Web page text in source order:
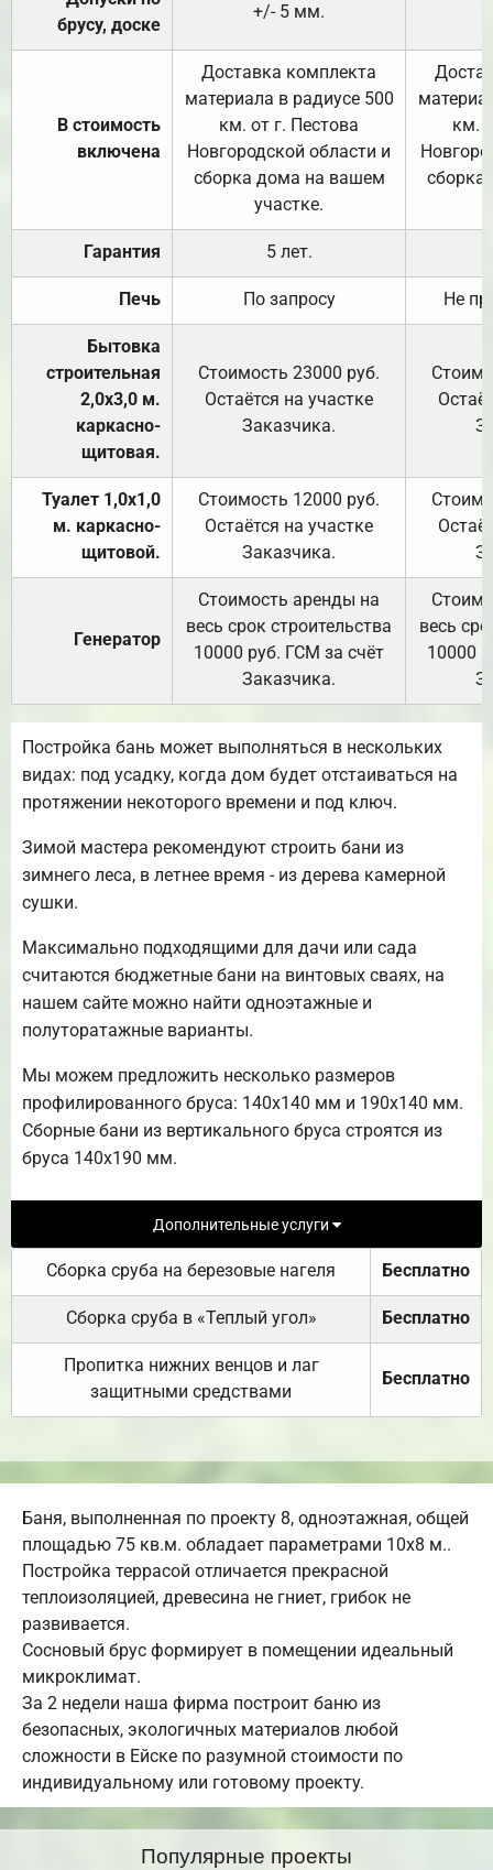
брусу, доске
+/- 5 мм.
В стоимость
включена
Доставка комплекта
материала в радиусе 500
км. от г. Пестова
Новгородской области и
сборка дома на вашем
участке.
км.
Гарантия 5 лет.
Печь По запросу Не
Бытовка
строительная
2,0х3,0 м.
каркасно-
щитовая.
Стоимость 23000 руб.
Остаётся на участке
Заказчика.
Туалет 1,0х1,0
м. каркасно-
щитовой.
Стоимость 12000 руб.
Остаётся на участке
Заказчика.
Генератор
Стоимость аренды на
весь срок строительства
10000 руб. ГСМ за счёт
Заказчика.
весь
10000
Постройка бань может выполняться в нескольких
видах: под усадку, когда дом будет отстаиваться на
протяжении некоторого времени и под ключ.
Зимой мастера рекомендуют строить бани из
зимнего леса, в летнее время - из дерева камерной
сушки.
Максимально подходящими для дачи или сада
считаются бюджетные бани на винтовых сваях, на
нашем сайте можно найти одноэтажные и
полуторатажные варианты.
Мы можем предложить несколько размеров
профилированного бруса: 140х140 мм и 190х140 мм.
Сборные бани из вертикального бруса строятся из
бруса 140х190 мм.
Дополнительные услуги
Сборка сруба на березовые нагеля Бесплатно
Сборка сруба в «Теплый угол» Бесплатно
Пропитка нижних венцов и лаг
защитными средствами
Бесплатно
Баня, выполненная по проекту 8, одноэтажная, общей
площадью 75 кв.м. обладает параметрами 10х8 м..
Постройка террасой отличается прекрасной
теплоизоляцией, древесина не гниет, грибок не
развивается.
Сосновый брус формирует в помещении идеальный
микроклимат.
За 2 недели наша фирма построит баню из
безопасных, экологичных материалов любой
сложности в Ейске по разумной стоимости по
индивидуальному или готовому проекту.
Популярные проекты